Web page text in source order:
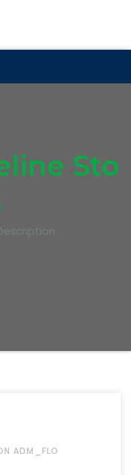
Sto
ADM_FLO